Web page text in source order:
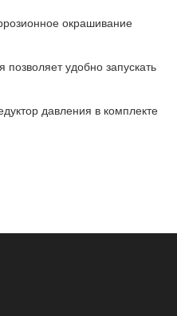
окрашивание
удобно запускать
давления в комплекте